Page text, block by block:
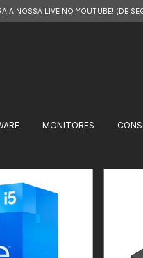
A NOSSA LIVE NO YOUTUBE! (DE
MONITORES